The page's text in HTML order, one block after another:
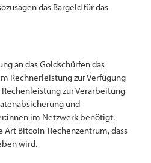
das Bargeld für das
an das Goldschürfen das
Rechnerleistung zur Verfügung
zur Verarbeitung
und
im Netzwerk benötigt.
Bitcoin-Rechenzentrum, dass
wird.